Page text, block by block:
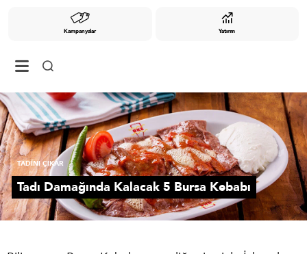
Kampanyalar Yatırım
TADINI ÇIKAR
Tadı Damağında Kalacak 5 Bursa Kebabı